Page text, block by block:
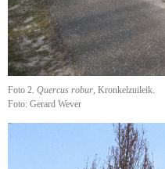
Foto 2. Quercus robur, Kronkelzuileik.
Foto: Gerard Wever